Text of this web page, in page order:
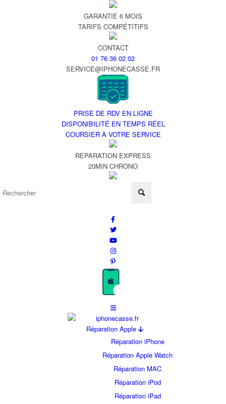
GARANTIE 6 MOIS
TARIFS COMPÉTITIFS
CONTACT
01 76 36 02 02
SERVICE@IPHONECASSE.FR
PRISE DE RDV EN LIGNE
DISPONIBILITÉ EN TEMPS RÉEL
COURSIER À VOTRE SERVICE
REPARATION EXPRESS
20MIN CHRONO
Réparation Apple
Réparation iPhone
Réparation Apple Watch
Réparation MAC
Réparation iPod
Réparation iPad